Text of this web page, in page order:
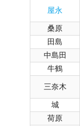
屋永
桑原
田島
中島田
牛鶴
三奈木
城
荷原